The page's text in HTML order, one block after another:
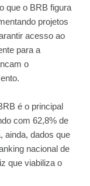
que o BRB figura
projetos
acesso ao
para a
o
é o principal
com 62,8% de
ainda, dados que
nacional de
que viabiliza o